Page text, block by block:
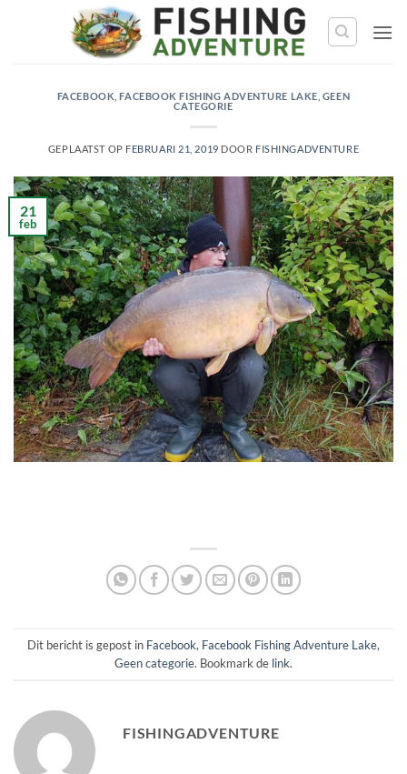
FACEBOOK ,FACEBOOK FISHING ADVENTURE LAKE GEEN
CATEGORIE
GEPLAATST OP FEBRUARI 21, 2019 DOOR FISHINGADVENTURE
21
feb
Dit bericht is gepost in Facebook, Facebook Fishing Adventure Lake,
Geen categorie. Bookmark de link.
FISHINGADVENTURE